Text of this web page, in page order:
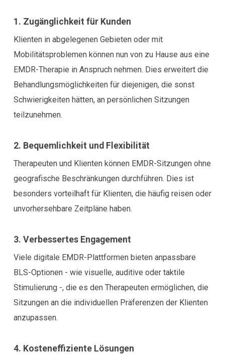
1. Zugänglichkeit für Kunden
Klienten in abgelegenen Gebieten oder mit
Mobilitätsproblemen können nun von zu Hause aus eine
EMDR-Therapie in Anspruch nehmen. Dies erweitert die
Behandlungsmöglichkeiten für diejenigen, die sonst
Schwierigkeiten hätten, an persönlichen Sitzungen
teilzunehmen.
2. Bequemlichkeit und Flexibilität
Therapeuten und Klienten können EMDR-Sitzungen ohne
geografische Beschränkungen durchführen. Dies ist
besonders vorteilhaft für Klienten, die häufig reisen oder
unvorhersehbare Zeitpläne haben.
3. Verbessertes Engagement
Viele digitale EMDR-Plattformen bieten anpassbare
BLS-Optionen - wie visuelle, auditive oder taktile
Stimulierung -, die es den Therapeuten ermöglichen, die
Sitzungen an die individuellen Präferenzen der Klienten
anzupassen.
4. Kosteneffiziente Lösungen